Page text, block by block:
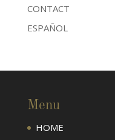
CONTACT
ESPAÑOL
Menu
HOME